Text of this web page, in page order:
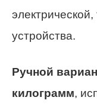
устройства.
Ручной
килограмм,